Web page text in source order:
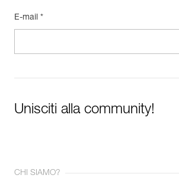
E-mail *
Unisciti alla community!
CHI SIAMO?